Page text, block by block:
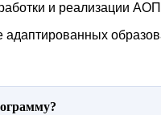
и реализации
адаптированных